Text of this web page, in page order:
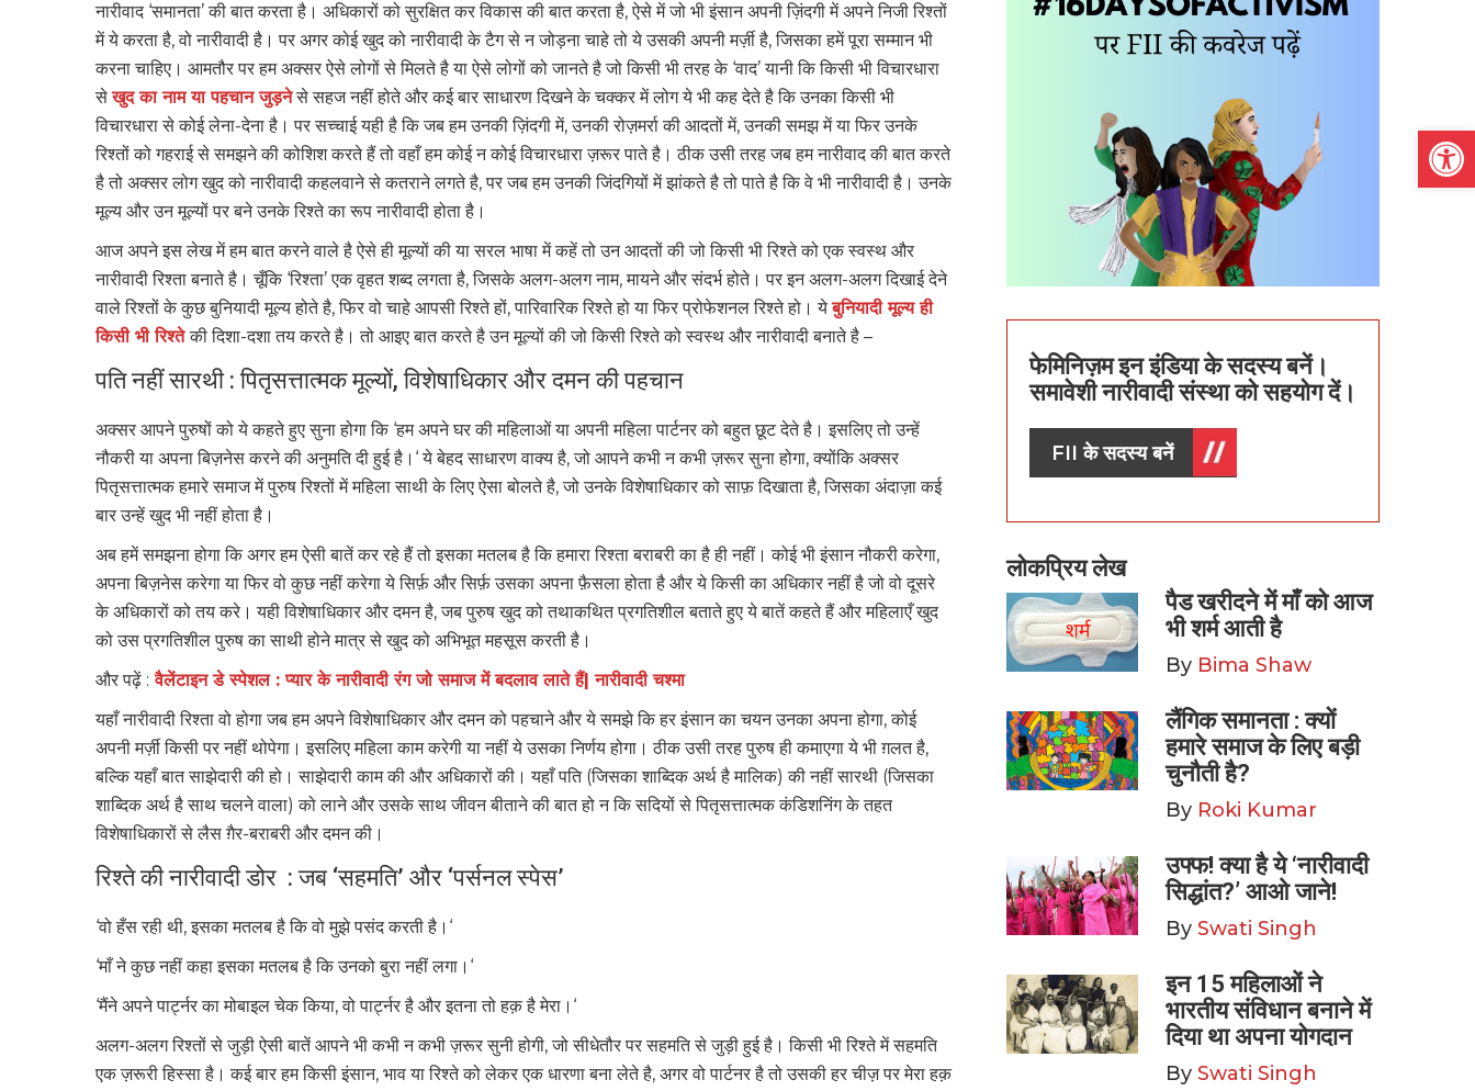
नारीवाद ‘समानता’ की बात करता है। अधिकारों को सुरक्षित कर विकास की बात करता है, ऐसे में जो भी इंसान अपनी ज़िंदगी में अपने निजी रिश्तों
में ये करता है, वो नारीवादी है। पर अगर कोई खुद को नारीवादी के टैग से न जोड़ना चाहे तो ये उसकी अपनी मर्ज़ी है, जिसका हमें पूरा सम्मान भी
करना चाहिए। आमतौर पर हम अक्सर ऐसे लोगों से मिलते है या ऐसे लोगों को जानते है जो किसी भी तरह के ‘वाद’ यानी कि किसी भी विचारधारा
सेखुद का नाम या पहचान जुड़नेसे सहज नहीं होते और कई बार साधारण दिखने के चक्कर में लोग ये भी कह देते है कि उनका किसी भी
विचारधारा से कोई लेना-देना है। पर सच्चाई यही है कि जब हम उनकी ज़िंदगी में, उनकी रोज़मर्रा की आदतों में, उनकी समझ में या फिर उनके
रिश्तों को गहराई से समझने की कोशिश करते हैं तो वहाँ हम कोई न कोई विचारधारा ज़रूर पाते है। ठीक उसी तरह जब हम नारीवाद की बात करते
है तो अक्सर लोग खुद को नारीवादी कहलवाने से कतराने लगते है, पर जब हम उनकी जिंदगियों में झांकते है तो पाते है कि वे भी नारीवादी है। उनके
मूल्य और उन मूल्यों पर बने उनके रिश्ते का रूप नारीवादी होता है।
आज अपने इस लेख में हम बात करने वाले है ऐसे ही मूल्यों की या सरल भाषा में कहें तो उन आदतों की जो किसी भी रिश्ते को एक स्वस्थ और
नारीवादी रिश्ता बनाते है। चूँकि ‘रिश्ता’ एक वृहत शब्द लगता है, जिसके अलग-अलग नाम, मायने और संदर्भ होते। पर इन अलग-अलग दिखाई देने
वाले रिश्तों के कुछ बुनियादी मूल्य होते है, फिर वो चाहे आपसी रिश्ते हों, पारिवारिक रिश्ते हो या फिर प्रोफेशनल रिश्ते हो। येबुनियादी मूल्य ही
किसी भी रिश्तेकी दिशा-दशा तय करते है। तो आइए बात करते है उन मूल्यों की जो किसी रिश्ते को स्वस्थ और नारीवादी बनाते है –
पति नहीं सारथी : पितृसत्तात्मक मूल्यों, विशेषाधिकार और दमन की पहचान
अक्सर आपने पुरुषों को ये कहते हुए सुना होगा कि ‘हम अपने घर की महिलाओं या अपनी महिला पार्टनर को बहुत छूट देते है। इसलिए तो उन्हें
नौकरी या अपना बिज़नेस करने की अनुमति दी हुई है।‘ ये बेहद साधारण वाक्य है, जो आपने कभी न कभी ज़रूर सुना होगा, क्योंकि अक्सर
पितृसत्तात्मक हमारे समाज में पुरुष रिश्तों में महिला साथी के लिए ऐसा बोलते है, जो उनके विशेषाधिकार को साफ़ दिखाता है, जिसका अंदाज़ा कई
बार उन्हें खुद भी नहीं होता है।
अब हमें समझना होगा कि अगर हम ऐसी बातें कर रहे हैं तो इसका मतलब है कि हमारा रिश्ता बराबरी का है ही नहीं। कोई भी इंसान नौकरी करेगा,
अपना बिज़नेस करेगा या फिर वो कुछ नहीं करेगा ये सिर्फ़ और सिर्फ़ उसका अपना फ़ैसला होता है और ये किसी का अधिकार नहीं है जो वो दूसरे
के अधिकारों को तय करे। यही विशेषाधिकार और दमन है, जब पुरुष खुद को तथाकथित प्रगतिशील बताते हुए ये बातें कहते हैं और महिलाएँ खुद
को उस प्रगतिशील पुरुष का साथी होने मात्र से खुद को अभिभूत महसूस करती है।
और पढ़ें : वैलेंटाइन डे स्पेशल : प्यार के नारीवादी रंग जो समाज में बदलाव लाते हैं| नारीवादी चश्मा
यहाँ नारीवादी रिश्ता वो होगा जब हम अपने विशेषाधिकार और दमन को पहचाने और ये समझे कि हर इंसान का चयन उनका अपना होगा, कोई
अपनी मर्ज़ी किसी पर नहीं थोपेगा। इसलिए महिला काम करेगी या नहीं ये उसका निर्णय होगा। ठीक उसी तरह पुरुष ही कमाएगा ये भी ग़लत है,
बल्कि यहाँ बात साझेदारी की हो। साझेदारी काम की और अधिकारों की। यहाँ पति (जिसका शाब्दिक अर्थ है मालिक) की नहीं सारथी (जिसका
शाब्दिक अर्थ है साथ चलने वाला) को लाने और उसके साथ जीवन बीताने की बात हो न कि सदियों से पितृसत्तात्मक कंडिशनिंग के तहत
विशेषाधिकारों से लैस ग़ैर-बराबरी और दमन की।
रिश्ते की नारीवादी डोर : जब ‘सहमति’ और ‘पर्सनल स्पेस’
‘वो हँस रही थी, इसका मतलब है कि वो मुझे पसंद करती है।‘
‘माँ ने कुछ नहीं कहा इसका मतलब है कि उनको बुरा नहीं लगा।‘
‘मैंने अपने पार्ट्नर का मोबाइल चेक किया, वो पार्ट्नर है और इतना तो हक़ है मेरा।‘
अलग-अलग रिश्तों से जुड़ी ऐसी बातें आपने भी कभी न कभी ज़रूर सुनी होगी, जो सीधेतौर पर सहमति से जुड़ी हुई है। किसी भी रिश्ते में सहमति
एक ज़रूरी हिस्सा है। कई बार हम किसी इंसान, भाव या रिश्ते को लेकर एक धारणा बना लेते है, अगर वो पार्टनर है तो उसकी हर चीज़ पर मेरा हक़
फेमिनिज़म इन इंडिया के सदस्य बनें।
समावेशी नारीवादी संस्था को सहयोग दें।
FII के सदस्य बनें
लोकप्रिय लेख
पैड खरीदने में माँ को आज
भी शर्म आती है
By Bima Shaw
लैंगिक समानता : क्यों
हमारे समाज के लिए बड़ी
चुनौती है?
By Roki Kumar
उफ्फ! क्या है ये ‘नारीवादी
सिद्धांत?’ आओ जाने!
By Swati Singh
इन 15 महिलाओं ने
भारतीय संविधान बनाने में
दिया था अपना योगदान
By Swati Singh